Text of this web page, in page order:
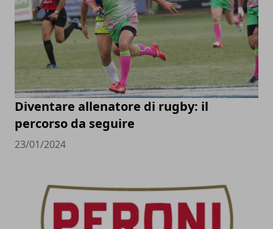
Diventare allenatore di rugby: il
percorso da seguire
23/01/2024